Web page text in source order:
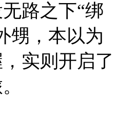
路之下“绑
甥，本以为
实则开启了